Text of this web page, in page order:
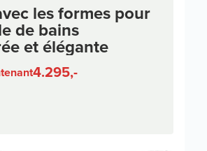
les formes pour
de bains
et élégante
4.295,-